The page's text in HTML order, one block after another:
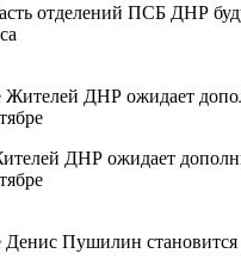
отделений ПСБ ДНР
ДНР ожидает